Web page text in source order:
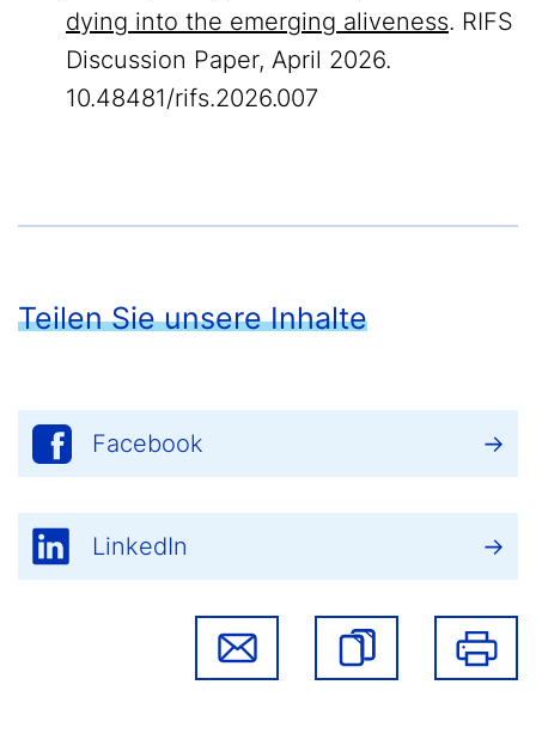
dying into the emerging aliveness. RIFS
Discussion Paper, April 2026.
10.48481/rifs.2026.007
Teilen Sie unsere Inhalte
Facebook
LinkedIn